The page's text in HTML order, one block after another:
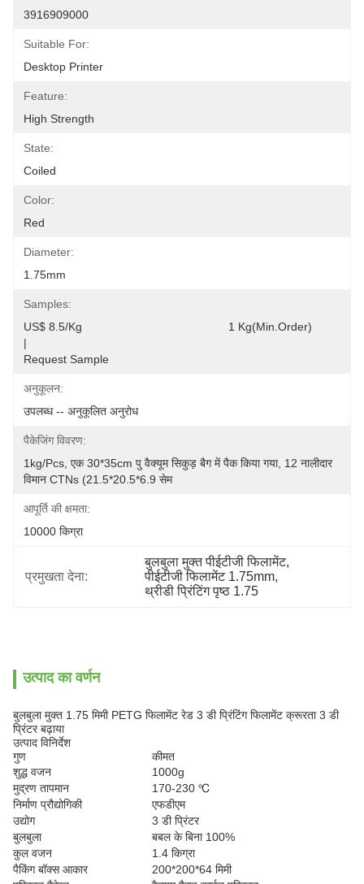
3916909000
Suitable For:
Desktop Printer
Feature:
High Strength
State:
Coiled
Color:
Red
Diameter:
1.75mm
Samples:
US$ 8.5/kg                                             1 Kg(Min.Order)
|
Request Sample
अनुकूलन:
उपलब्ध -- अनुकूलित अनुरोध
पैकेजिंग विवरण:
1kg/pcs, एक 30*35cm पु वैक्यूम सिकुड़ बैग में पैक किया गया, 12 नालीदार
विमान CTNs (21.5*20.5*6.9 सेम
आपूर्ति की क्षमता:
10000 किग्रा
प्रमुखता देना:
बुलबुला मुक्त पीईटीजी फिलामेंट,
पीईटीजी फिलामेंट 1.75mm,
थ्रीडी प्रिंटिंग पृष्ठ 1.75
उत्पाद का वर्णन
बुलबुला मुक्त 1.75 मिमी PETG फिलामेंट रेड 3 डी प्रिंटिंग फिलामेंट क्रूरता 3 डी
प्रिंटर बढ़ाया
उत्पाद विनिर्देश
गुण
कीमत
शुद्ध वजन
1000g
मुद्रण तापमान
170-230 ℃
निर्माण प्रौद्योगिकी
एफडीएम
उद्योग
3 डी प्रिंटर
बुलबुला
बबल के बिना 100%
कुल वजन
1.4 किग्रा
पैकिंग बॉक्स आकार
200*200*64 मिमी